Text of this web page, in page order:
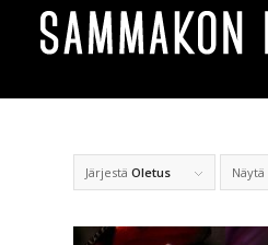
Järjestä Oletus Näytä